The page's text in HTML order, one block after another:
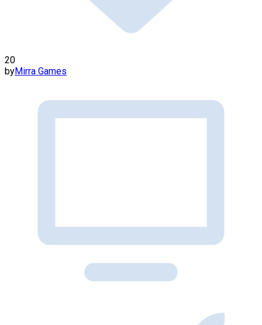
20
byMirra Games